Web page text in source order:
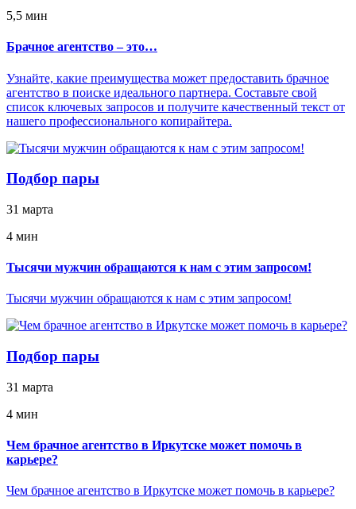
5,5 мин
Брачное агентство – это…
Узнайте, какие преимущества может предоставить брачное
агентство в поиске идеального партнера. Составьте свой
список ключевых запросов и получите качественный текст от
нашего профессионального копирайтера.
Подбор пары
31 марта
4 мин
Тысячи мужчин обращаются к нам с этим запросом!
Тысячи мужчин обращаются к нам с этим запросом!
Подбор пары
31 марта
4 мин
Чем брачное агентство в Иркутске может помочь в
карьере?
Чем брачное агентство в Иркутске может помочь в карьере?